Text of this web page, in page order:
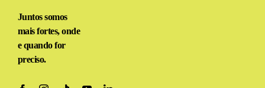
Juntos somos
mais fortes, onde
e quando for
preciso.